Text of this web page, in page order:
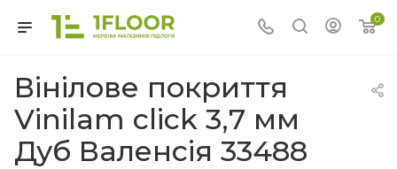
0
Вінілове покриття
Vinilam click 3,7 мм
Дуб Валенсія 33488